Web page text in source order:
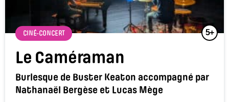
5+
CINÉ-CONCERT
Le Caméraman
Burlesque de Buster Keaton accompagné par
Nathanaël Bergèse et Lucas Mège